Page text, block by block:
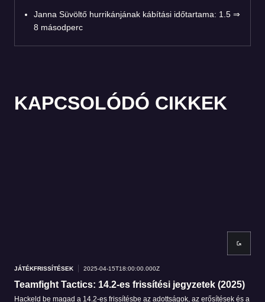
Janna Süvöltő hurrikánjának kábítási időtartama: 1.5 ⇒
8 másodperc
KAPCSOLÓDÓ CIKKEK
JÁTÉKFRISSÍTÉSEK 2025-04-15T18:00:00.000Z
Teamfight Tactics: 14.2-es frissítési jegyzetek (2025)
Hackeld be magad a 14.2-es frissítésbe az adottságok, az erősítések és a